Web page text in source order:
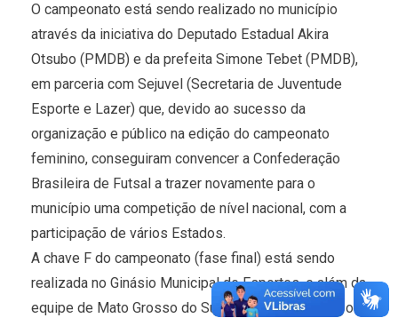
O campeonato está sendo realizado no município
através da iniciativa do Deputado Estadual Akira
Otsubo (PMDB) e da prefeita Simone Tebet (PMDB),
em parceria com Sejuvel (Secretaria de Juventude
Esporte e Lazer) que, devido ao sucesso da
organização e público na edição do campeonato
feminino, conseguiram convencer a Confederação
Brasileira de Futsal a trazer novamente para o
município uma competição de nível nacional, com a
participação de vários Estados.
A chave F do campeonato (fase final) está sendo
realizada no Ginásio Municipal de Esportes, e além da
equipe de Mato Grosso do Sul, estão participando os